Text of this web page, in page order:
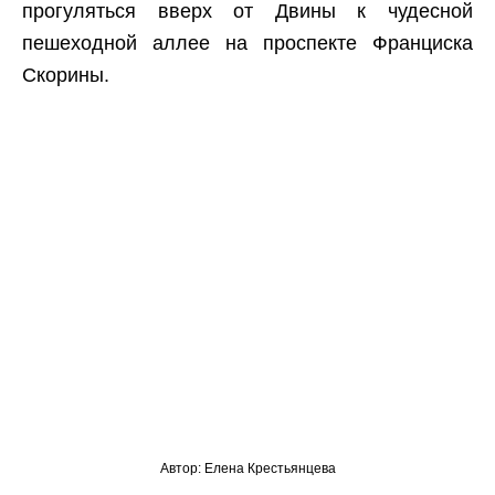
прогуляться вверх от Двины к чудесной
пешеходной аллее на проспекте Франциска
Скорины.
Автор: Елена Крестьянцева